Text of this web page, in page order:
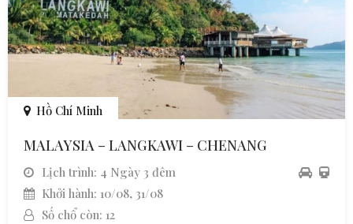
Hồ Chí Minh
MALAYSIA – LANGKAWI – CHENANG
Lịch trình: 4 Ngày 3 đêm
Khởi hành: 10/08, 31/08
Số chổ còn: 12